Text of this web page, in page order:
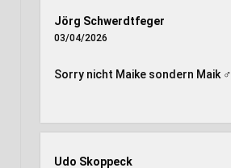
Jörg Schwerdtfeger
03/04/2026
Sorry nicht Maike sondern Maik ‍♂️
Udo Skoppeck